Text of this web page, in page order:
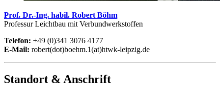
Prof. Dr.-Ing. habil. Robert Böhm
Professur Leichtbau mit Verbundwerkstoffen
Telefon: +49 (0)341 3076 4177
E-Mail: robert(dot)boehm.1(at)htwk-leipzig.de
Standort & Anschrift